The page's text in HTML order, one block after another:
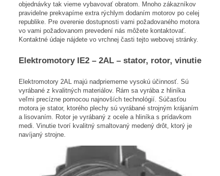
objednávky tak vieme vybavovať obratom. Mnoho zákazníkov
pravidelne prekvapíme extra rýchlym dodaním motorov po celej
republike. Pre overenie dostupnosti vami požadovaného motora
vo vami požadovanom prevedení nás môžete kontaktovať.
Kontaktné údaje nájdete vo vrchnej časti tejto webovej stránky.
Elektromotory IE2 – 2AL – stator, rotor, vinutie
Elektromotory 2AL majú nadpriemerne vysokú účinnosť. Sú
vyrábané z kvalitných materiálov. Rám sa vyrába z hliníka
veľmi precízne pomocou najnovších technológií. Súčasťou
motora je stator, ktorého plechy sú vyrábané strojným krájaním
a lisovaním. Rotor je vyrábaný z ocele a hliníka s prídavkom
medi. Vinutie tvorí kvalitný smaltovaný medený drôt, ktorý je
navíjaný strojne.